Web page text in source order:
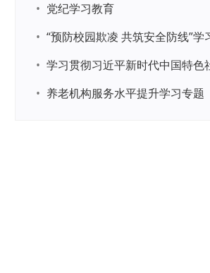
• 党纪学习教育
•
•
• 养老机构服务水平提升学习专题